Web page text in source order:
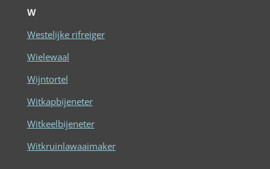
W
Westelijke rifreiger
Wielewaal
Wijntortel
Witkapbijeneter
Witkeelbijeneter
Witkruinlawaaimaker